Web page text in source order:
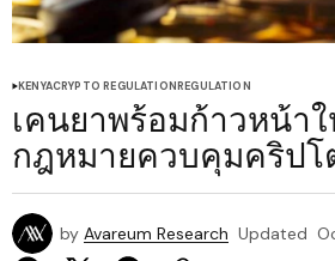
KENYACRYPTO REGULATIONREGULATION
เคนยาพร้อมก้าวหน้า
กฎหมายควบคุมคริปโ
by Avareum Research Updated